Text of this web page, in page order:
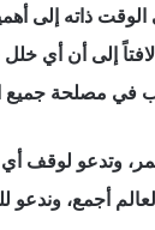
ذاته إلى
لافتاً إلى أن
في مصلحة جميع
وتدعو لوقف
أجمع،